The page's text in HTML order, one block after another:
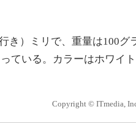
）ミリで、重量は100グ
ている。カラーはホワイ
Copyright © ITmedia,